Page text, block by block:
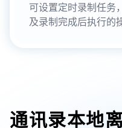
可设置定时录制任务
及录制完成后执行的
通讯录本地